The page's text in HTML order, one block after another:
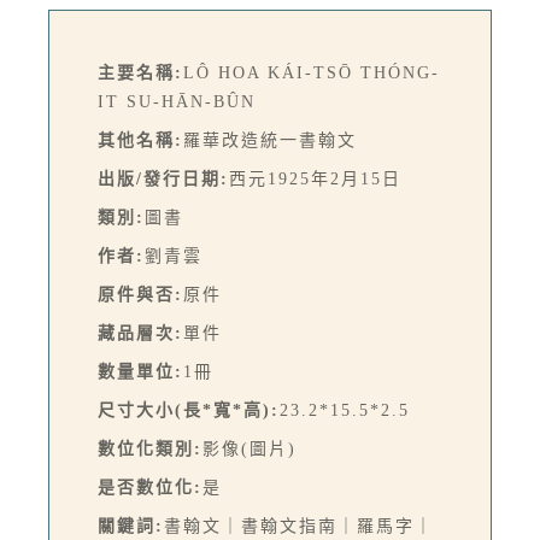
主要名稱: LÔ HOA KÁI-TSŌ THÓNG-
IT SU-HĀN-BÛN
其他名稱: 羅華改造統一書翰文
出版/發行日期: 西元1925年2月15日
類別: 圖書
作者: 劉青雲
原件與否: 原件
藏品層次: 單件
數量單位: 1冊
尺寸大小(長*寬*高): 23.2*15.5*2.5
數位化類別: 影像(圖片)
是否數位化: 是
關鍵詞: 書翰文｜書翰文指南｜羅馬字｜